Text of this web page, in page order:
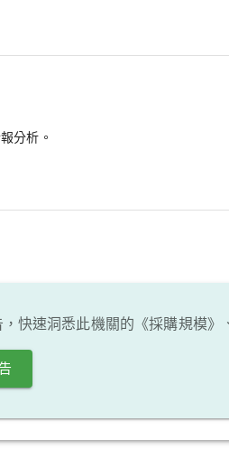
分析。
快速洞悉此機關的《採購規模